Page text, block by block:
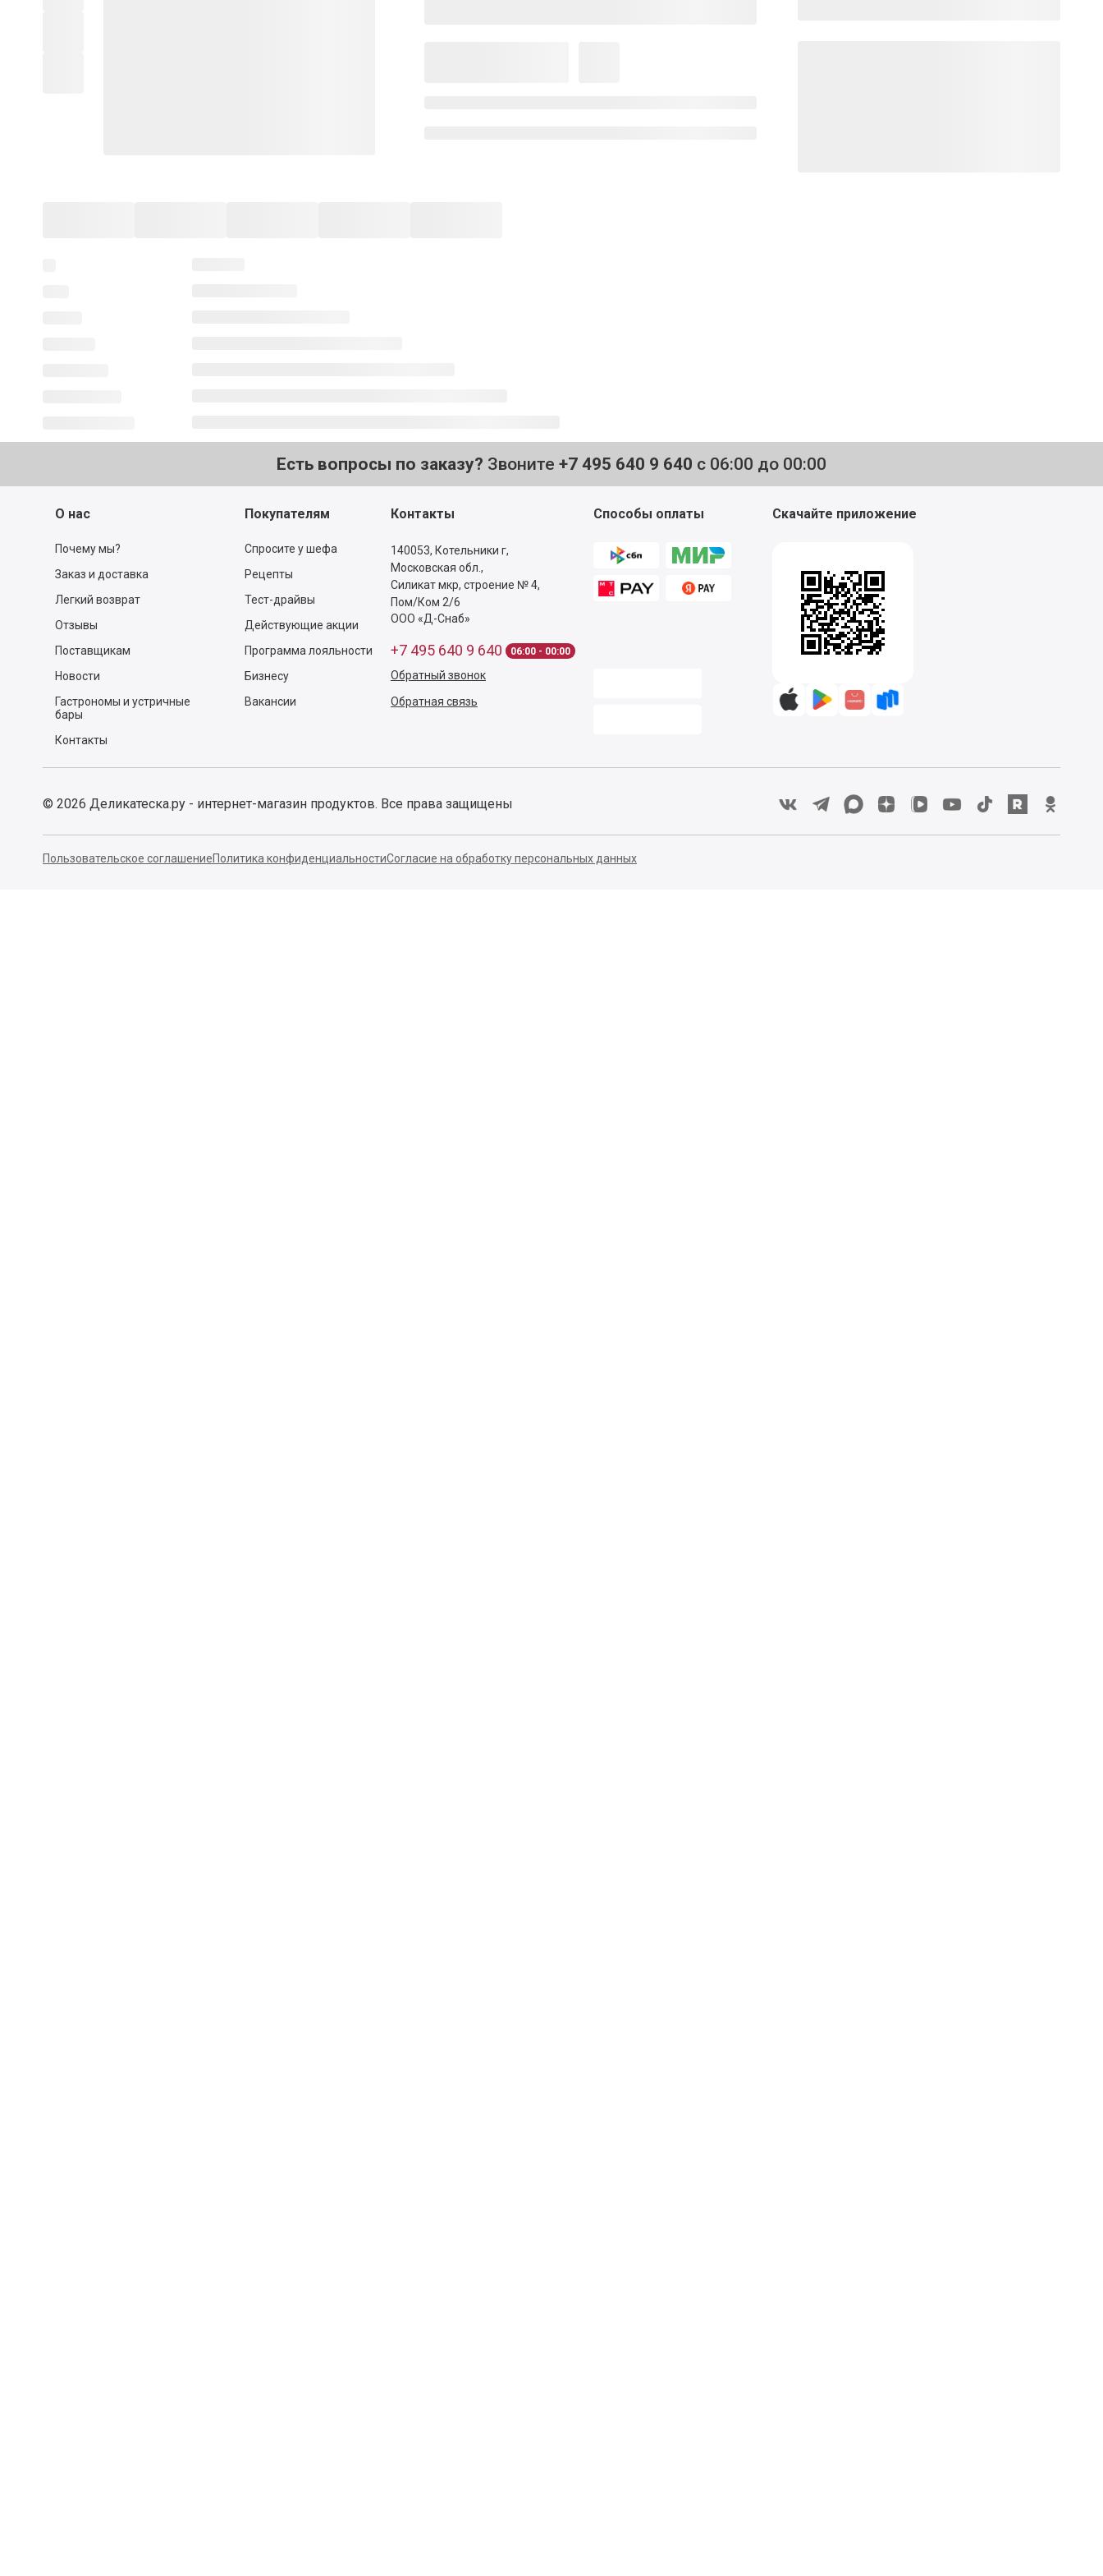
Есть вопросы по заказу? Звоните +7 495 640 9 640 с 06:00 до 00:00
О нас
Почему мы?
Заказ и доставка
Легкий возврат
Отзывы
Поставщикам
Новости
Гастрономы и устричные
бары
Контакты
Покупателям
Спросите у шефа
Рецепты
Тест-драйвы
Действующие акции
Программа лояльности
Бизнесу
Вакансии
Контакты
140053, Котельники г,
Московская обл.,
Силикат мкр, строение № 4,
Пом/Ком 2/6
ООО «Д-Снаб»
+7 495 640 9 640 06:00 - 00:00
Обратный звонок
Обратная связь
Способы оплаты Скачайте приложение
© 2026 Деликатеска.ру - интернет-магазин продуктов. Все права защищены
Пользовательское соглашениеПолитика конфиденциальностиСогласие на обработку персональных данных